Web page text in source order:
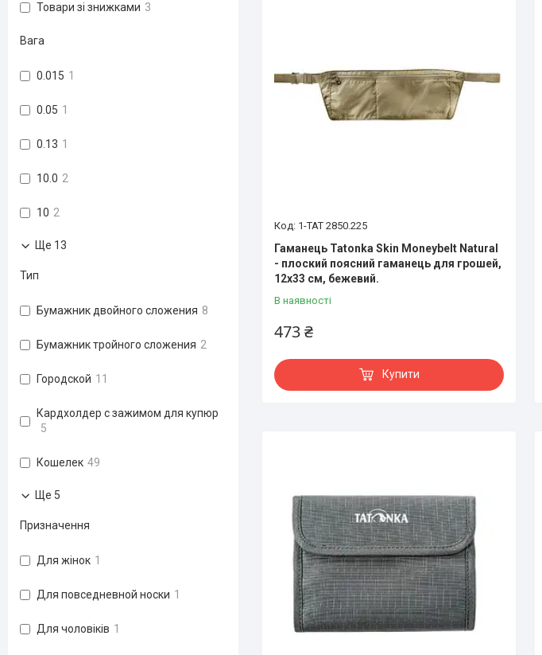
1-TAT 2850.225
Гаманець Tatonka Skin Moneybelt Natural
- плоский поясний гаманець для грошей,
12x33 см, бежевий.
В наявності
473 ₴
Купити
Товари зі знижками 3
Вага
0.015 1
0.05 1
0.13 1
10.0 2
10 2
Ще 13
Тип
Бумажник двойного сложения 8
Бумажник тройного сложения 2
Городской 11
Кардхолдер с зажимом для купюр
5
Кошелек 49
Ще 5
Призначення
Для жінок 1
Для повседневной носки 1
Для чоловіків 1